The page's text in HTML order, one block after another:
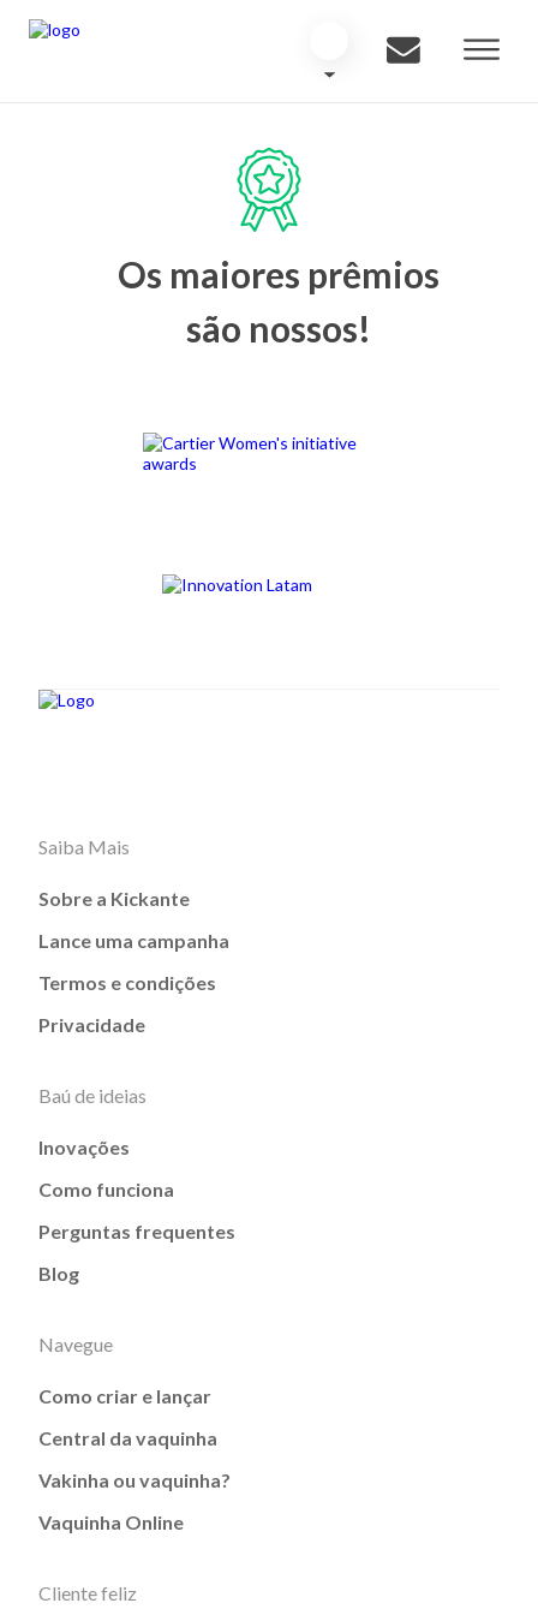
Os maiores prêmios
são nossos!
Saiba Mais
Sobre a Kickante
Lance uma campanha
Termos e condições
Privacidade
Baú de ideias
Inovações
Como funciona
Perguntas frequentes
Blog
Navegue
Como criar e lançar
Central da vaquinha
Vakinha ou vaquinha?
Vaquinha Online
Cliente feliz